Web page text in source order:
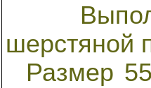
шерстяной
Размер